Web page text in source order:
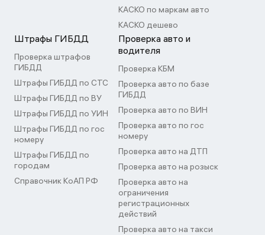
КАСКО по маркам авто
КАСКО дешево
Штрафы ГИБДД
Проверка штрафов
ГИБДД
Штрафы ГИБДД по СТС
Штрафы ГИБДД по ВУ
Штрафы ГИБДД по УИН
Штрафы ГИБДД по гос
номеру
Штрафы ГИБДД по
городам
Справочник КоАП РФ
Проверка авто и
водителя
Проверка КБМ
Проверка авто по базе
ГИБДД
Проверка авто по ВИН
Проверка авто по гос
номеру
Проверка авто на ДТП
Проверка авто на розыск
Проверка авто на
ограничения
регистрационных
действий
Проверка авто на такси